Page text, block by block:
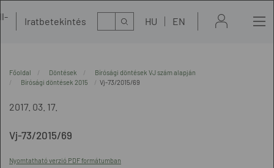
Iratbetekintés Kereső HU EN
Főoldal Döntések
Bírósági döntések VJ szám alapján
Bírósági döntések 2015
Vj-73/2015/69
2017. 03. 17.
Vj-73/2015/69
Nyomtatható verzió PDF formátumban